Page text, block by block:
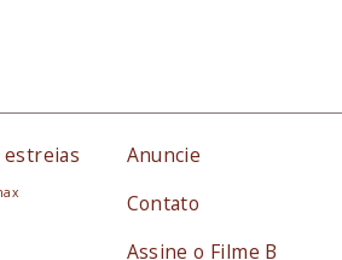
estreias
Anuncie
Contato
Assine o Filme B